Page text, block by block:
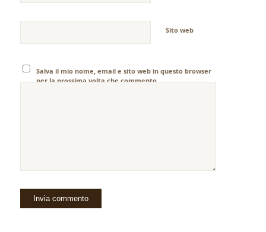
Sito web
Salva il mio nome, email e sito web in questo browser
per la prossima volta che commento.